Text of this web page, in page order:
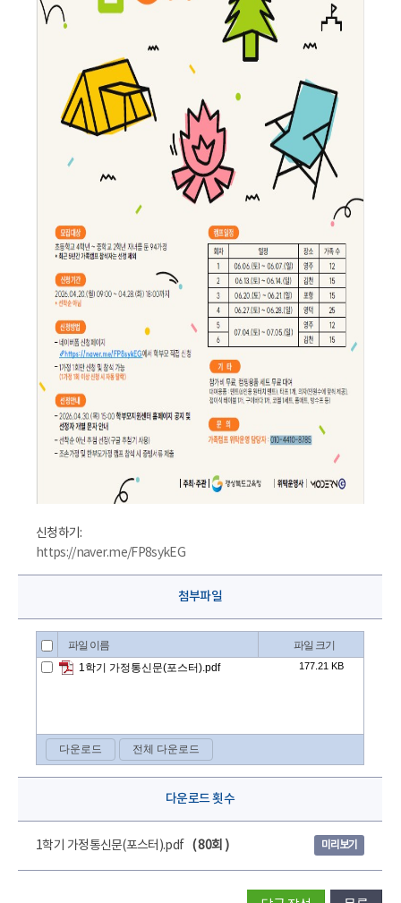
신청하기:
https://naver.me/FP8sykEG
첨부파일
다운로드 횟수
1학기 가정통신문(포스터).pdf ( 80회 ) 미리보기